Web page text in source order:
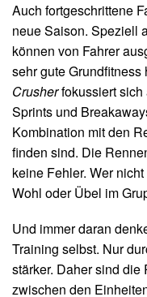
Auch fortgeschrittene
neue Saison. Speziell
können von Fahrer
sehr gute
Crusherfokussiert sich
Sprints und
Kombination mit den
finden sind. Die
keine Fehler. Wer
Wohl oder Übel im
Und immer daran
Training selbst. Nur
stärker. Daher sind
zwischen den